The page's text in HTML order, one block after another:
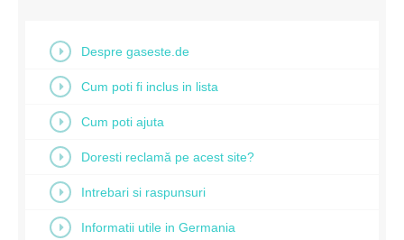
Despre gaseste.de
Cum poti fi inclus in lista
Cum poti ajuta
Doresti reclamă pe acest site?
Intrebari si raspunsuri
Informatii utile in Germania